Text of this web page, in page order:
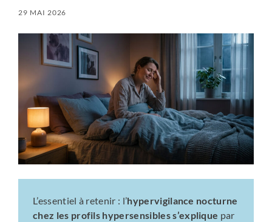
29 MAI 2026
L’essentiel à retenir : l’hypervigilance nocturne
chez les profils hypersensibles s’explique par